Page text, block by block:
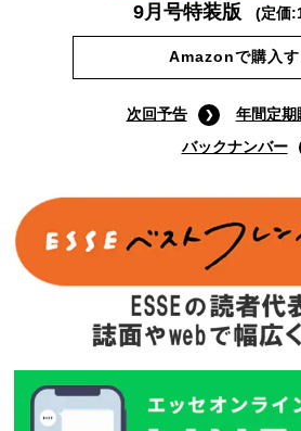
9月号特装版 (定価
Amazonで購入す
次回予告
年間定期
バックナンバー